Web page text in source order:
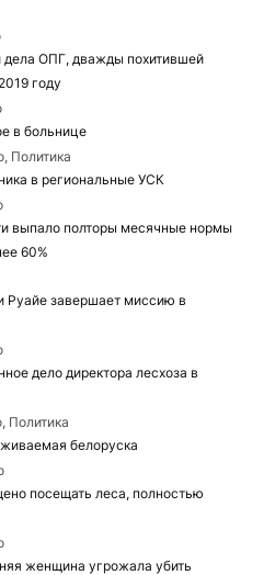
дела ОПГ, дважды похитившей
году
в больнице
Политика
в региональные УСК
выпало полторы месячные нормы
60%
Руайе завершает миссию в
дело директора лесхоза в
Политика
белоруска
посещать леса, полностью
женщина угрожала убить